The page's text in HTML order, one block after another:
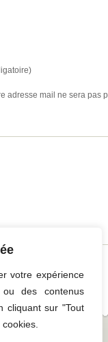
votre expérience
des contenus
cliquant sur "Tout
adresse mail ne sera pas